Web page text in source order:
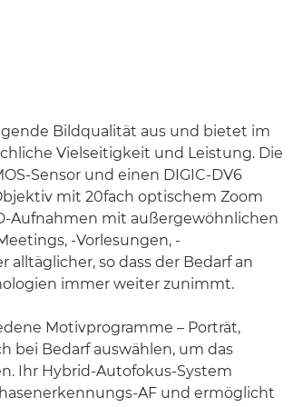
Bildqualität aus und bietet im
Vielseitigkeit und Leistung. Die
Sensor und einen DIGIC-DV6
mit 20fach optischem Zoom
Aufnahmen mit außergewöhnlichen
-Vorlesungen, -
so dass der Bedarf an
immer weiter zunimmt.
Motivprogramme – Porträt,
bei Bedarf auswählen, um das
Ihr Hybrid-Autofokus-System
AF und ermöglicht